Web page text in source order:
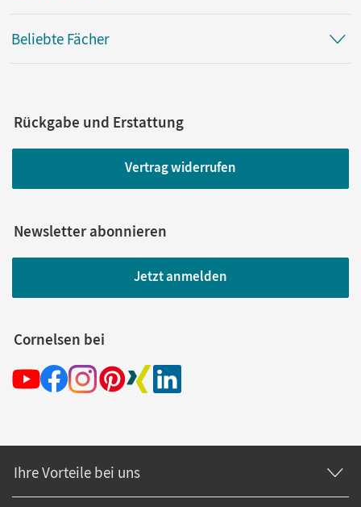
Beliebte Fächer
Rückgabe und Erstattung
Vertrag widerrufen
Newsletter abonnieren
Jetzt anmelden
Cornelsen bei
Ihre Vorteile bei uns